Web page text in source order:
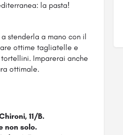
la pasta!
stenderla a mano con il
ottime tagliatelle e
Imparerai anche
ottimale.
11/B.
non solo.